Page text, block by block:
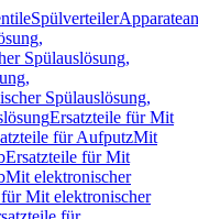
Spülverteiler
Spülauslösung,
Spülauslösung,
Ersatzteile für Mit
für AufputzMit
Ersatzteile für Mit
Mit elektronischer
Mit elektronischer